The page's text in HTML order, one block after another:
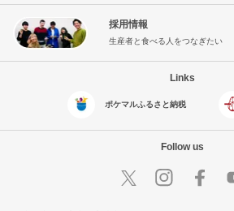
採用情報
生産者と食べる人をつなぎたい
Links
ポケマルふるさと納税
Follow us